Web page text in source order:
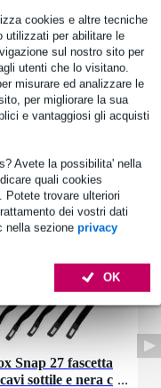
cookies e altre tecniche
utilizzati per abilitare le
sul nostro sito per
utenti che lo visitano.
misurare ed analizzare le
per migliorare la sua
e vantaggiosi gli acquisti
Avete la possibilita' nella
quali cookies
Potete trovare ulteriori
dei vostri dati
nella sezione privacy
OK
Snap 27 fascetta
sottile e nera c